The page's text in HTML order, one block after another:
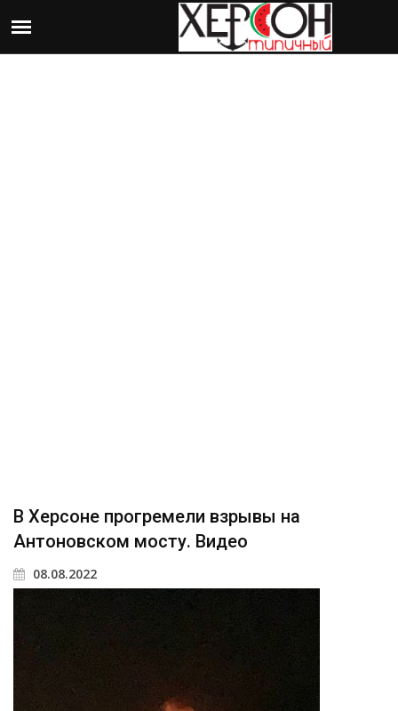
В Херсоне прогремели взрывы на
Антоновском мосту. Видео
08.08.2022